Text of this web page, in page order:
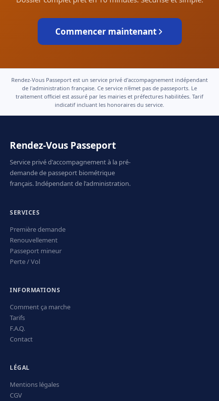
Commencer maintenant
Rendez-Vous Passeport est un service privé d'accompagnement indépendant
de l'administration française. Ce service n'émet pas de passeports. Le
traitement officiel est assuré par les mairies et préfectures habilitées. Tarif
indicatif incluant les honoraires du service.
Rendez-Vous Passeport
Service privé d'accompagnement à la pré-
demande de passeport biométrique
français. Indépendant de l'administration.
SERVICES
Première demande
Renouvellement
Passeport mineur
Perte / Vol
INFORMATIONS
Comment ça marche
Tarifs
F.A.Q.
Contact
LÉGAL
Mentions légales
CGV